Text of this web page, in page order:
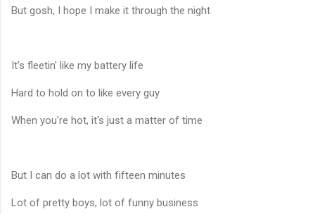
But gosh, I hope I make it through the night
It's fleetin' like my battery life
Hard to hold on to like every guy
When you're hot, it's just a matter of time
But I can do a lot with fifteen minutes
Lot of pretty boys, lot of funny business